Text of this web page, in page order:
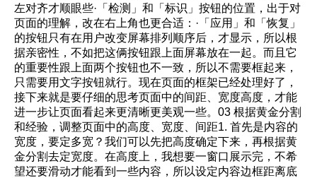
左对齐才顺眼些·「检测」和「标识」按钮的位置，出于对
页面的理解，改在右上角也更合适：·「应用」和「恢复」
的按钮只有在用户改变屏幕排列顺序后，才显示，所以根
据亲密性，不如把这俩按钮跟上面屏幕放在一起。而且它
的重要性跟上面两个按钮也不一致，所以不需要框起来，
只需要用文字按钮就行。现在页面的框架已经处理好了，
接下来就是要仔细的思考页面中的间距、宽度高度，才能
进一步让页面看起来更清晰更美观一些。03 根据黄金分割
和经验，调整页面中的高度、宽度、间距1. 首先是内容的
宽度，要定多宽？我们可以先把高度确定下来，再根据黄
金分割去定宽度。在高度上，我想要一窗口展示完，不希
望还要滑动才能看到一些内容，所以设定内容边框距离底